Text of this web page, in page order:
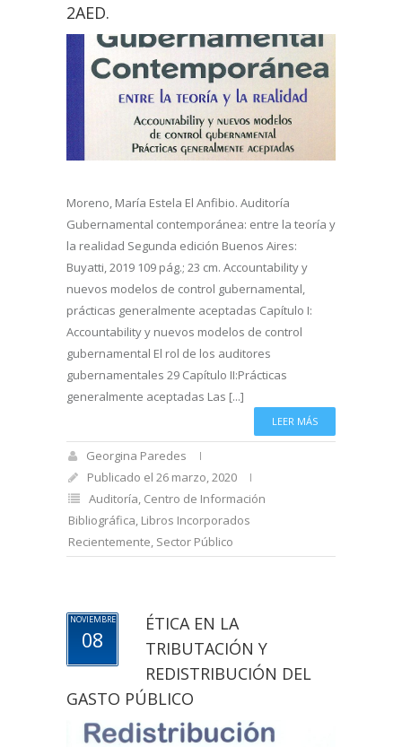
2AED.
Moreno, María Estela El Anfibio. Auditoría
Gubernamental contemporánea: entre la teoría y
la realidad Segunda edición Buenos Aires:
Buyatti, 2019 109 pág.; 23 cm. Accountability y
nuevos modelos de control gubernamental,
prácticas generalmente aceptadas Capítulo I:
Accountability y nuevos modelos de control
gubernamental El rol de los auditores
gubernamentales 29 Capítulo II:Prácticas
generalmente aceptadas Las [...]
LEER MÁS
Georgina Paredes
Publicado el 26 marzo, 2020
Auditoría, Centro de Información
Bibliográfica, Libros Incorporados
Recientemente, Sector Público
NOVIEMBRE
08
ÉTICA EN LA
TRIBUTACIÓN Y
REDISTRIBUCIÓN DEL
GASTO PÚBLICO